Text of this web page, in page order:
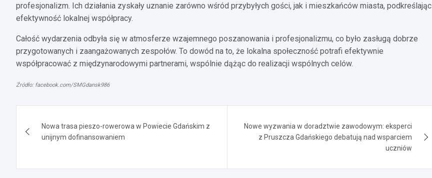
profesjonalizm. Ich działania zyskały uznanie zarówno wśród przybyłych gości, jak i mieszkańców miasta, podkreślając
efektywność lokalnej współpracy.
Całość wydarzenia odbyła się w atmosferze wzajemnego poszanowania i profesjonalizmu, co było zasługą dobrze
przygotowanych i zaangażowanych zespołów. To dowód na to, że lokalna społeczność potrafi efektywnie
współpracować z międzynarodowymi partnerami, wspólnie dążąc do realizacji wspólnych celów.
Źródło: facebook.com/SMGdansk986
wpisu
Nowa trasa pieszo-rowerowa w Powiecie Gdańskim z
unijnym dofinansowaniem
Nowe wyzwania w doradztwie zawodowym: eksperci
z Pruszcza Gdańskiego debatują nad wsparciem
uczniów